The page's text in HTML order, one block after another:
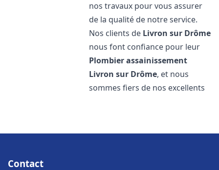
nos travaux pour vous assurer
de la qualité de notre service.
Nos clients de Livron sur Drôme
nous font confiance pour leur
Plombier assainissement
Livron sur Drôme, et nous
sommes fiers de nos excellents
Contact